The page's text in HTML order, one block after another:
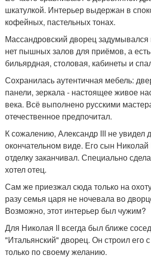
шкатулкой. Интерьер выдержан в
кофейных, пастельных тонах.
Массандровский дворец задумывался
нет пышных залов для приёмов, а
бильярдная, столовая, кабинеты и
Сохранилась аутентичная мебель:
панели, зеркала - настоящее живое
века. Всё выполнено русскими
отечественное предпочитал.
К сожалению, Александр III не увидел
окончательном виде. Его сын
отделку заканчивал. Специально
хотел отец.
Сам же приезжал сюда только на
разу семья царя не ночевала во
Возможно, этот интерьер был чужим?
Для Николая II всегда был ближе
"Итальянский" дворец. Он строил его
только по своему желанию.